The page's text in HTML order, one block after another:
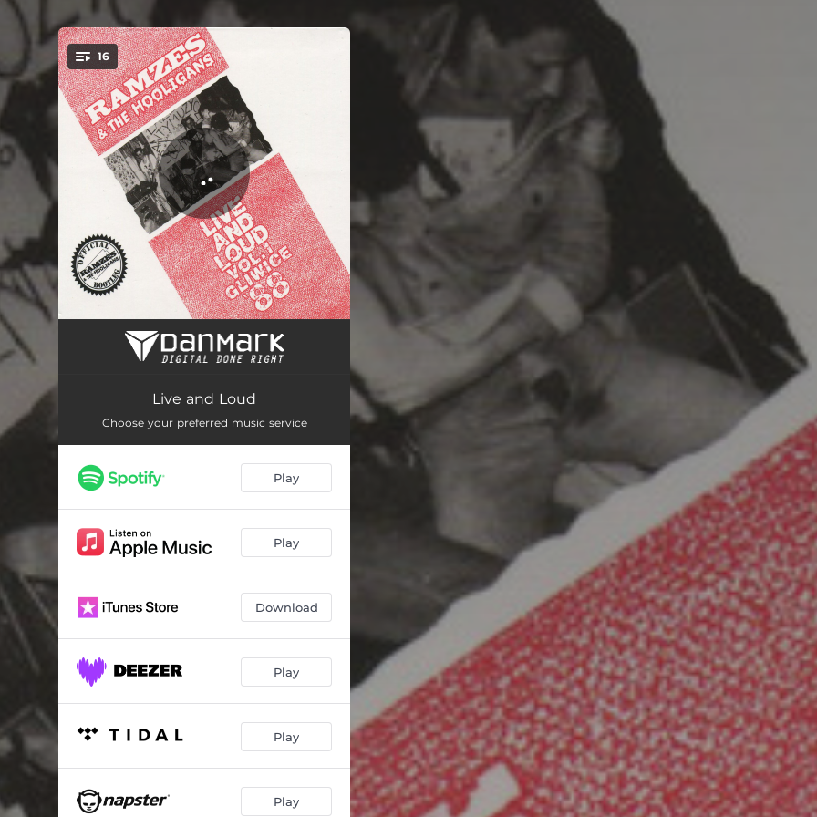
You're all set!
16
Gitary do oporu
Silni zwarci gotowi
Naprzód 23 Rydułtowy 02:53
Skinhead
Wściekłe psy 03:10
02:26
Niedziela 03:59
Kiedy wezmę kosz 03:08
Świnia 02:30
Co byś zrobił... 02:27
Ojcze nasz 02:45
Live and Loud
Choose your preferred music service
Play
Play
Download
Play
Play
Play